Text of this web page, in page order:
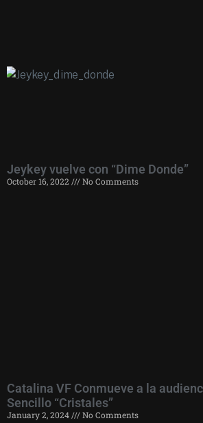
Jeykey vuelve con “Dime Donde”
October 16, 2022 No Comments
Catalina VF Conmueve a la
Sencillo “Cristales”
January 2, 2024 No Comments